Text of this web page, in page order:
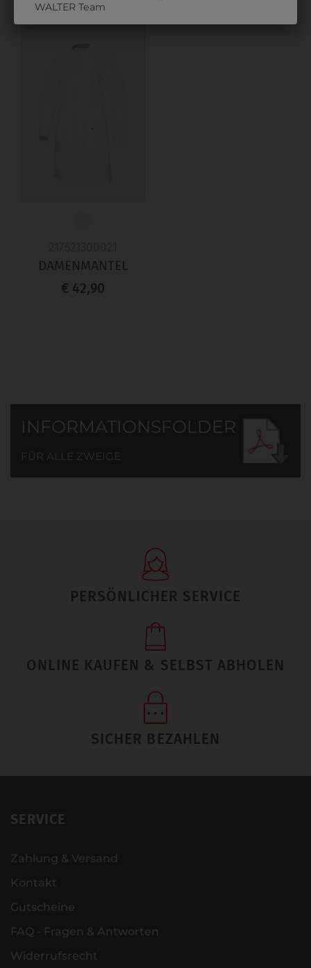
DAMENMANTEL
€ 42,90
INFORMATIONSFOLDER
FÜR ALLE ZWEIGE
PERSÖNLICHER SERVICE
ONLINE KAUFEN & SELBST ABHOLEN
SICHER BEZAHLEN
SERVICE
Zahlung & Versand
Kontakt
Gutscheine
FAQ - Fragen & Antworten
Widerrufsrecht
WALTER Team